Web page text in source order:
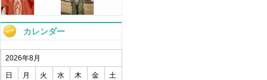
カレンダー
2026年8月
日 月 火 水 木 金 土